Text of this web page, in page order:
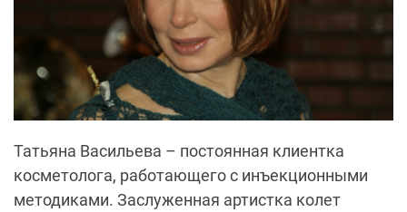
Татьяна Васильева – постоянная клиентка
косметолога, работающего с инъекционными
методиками. Заслуженная артистка колет